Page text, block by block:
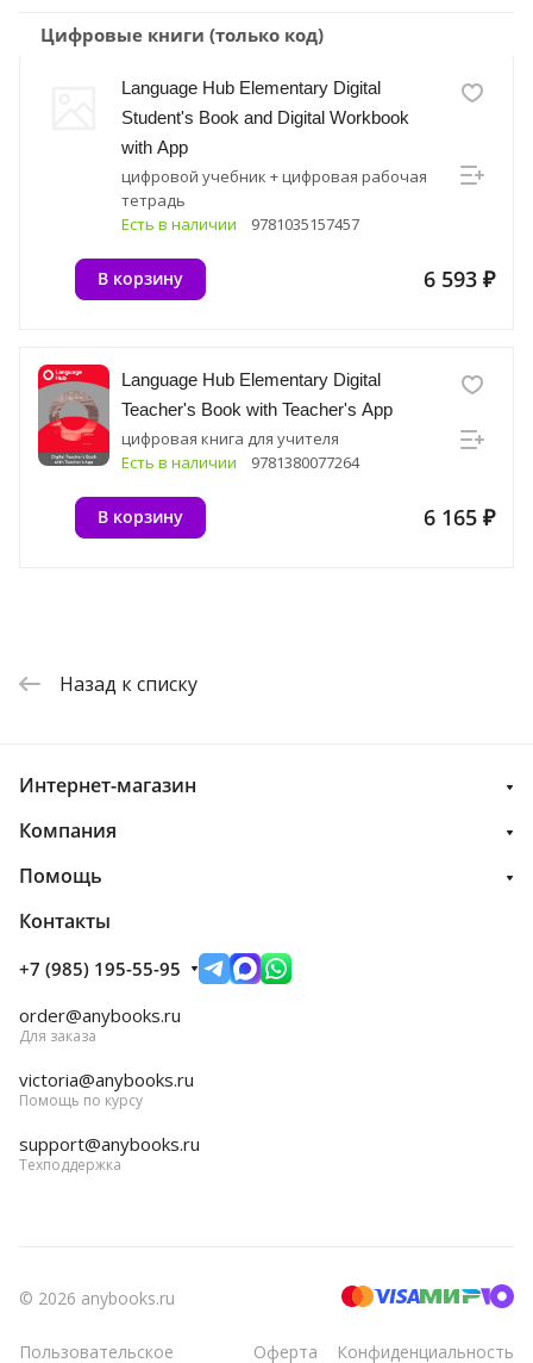
Цифровые книги (только код)
Language Hub Elementary Digital
Student's Book and Digital Workbook
with App
цифровой учебник + цифровая рабочая
тетрадь
Есть в наличии
9781035157457
6 593 ₽
В корзину
Language Hub Elementary Digital
Teacher's Book with Teacher's App
цифровая книга для учителя
Есть в наличии
9781380077264
6 165 ₽
В корзину
Назад к списку
Интернет-магазин
Компания
Помощь
Контакты
+7 (985) 195-55-95
order@anybooks.ru
Для заказа
victoria@anybooks.ru
Помощь по курсу
support@anybooks.ru
Техподдержка
© 2026 anybooks.ru
Пользовательское Оферта Конфиденциальность